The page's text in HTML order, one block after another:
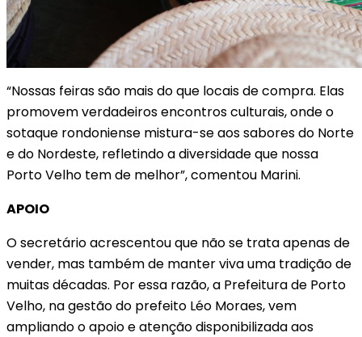
“Nossas feiras são mais do que locais de compra. Elas
promovem verdadeiros encontros culturais, onde o
sotaque rondoniense mistura-se aos sabores do Norte
e do Nordeste, refletindo a diversidade que nossa
Porto Velho tem de melhor”, comentou Marini.
APOIO
O secretário acrescentou que não se trata apenas de
vender, mas também de manter viva uma tradição de
muitas décadas. Por essa razão, a Prefeitura de Porto
Velho, na gestão do prefeito Léo Moraes, vem
ampliando o apoio e atenção disponibilizada aos